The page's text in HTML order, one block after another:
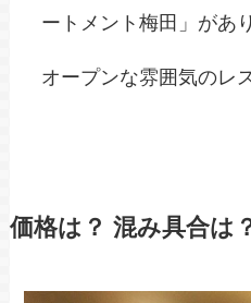
ートメント梅田」があ
オープンな雰囲気のレ
価格は？ 混み具合は